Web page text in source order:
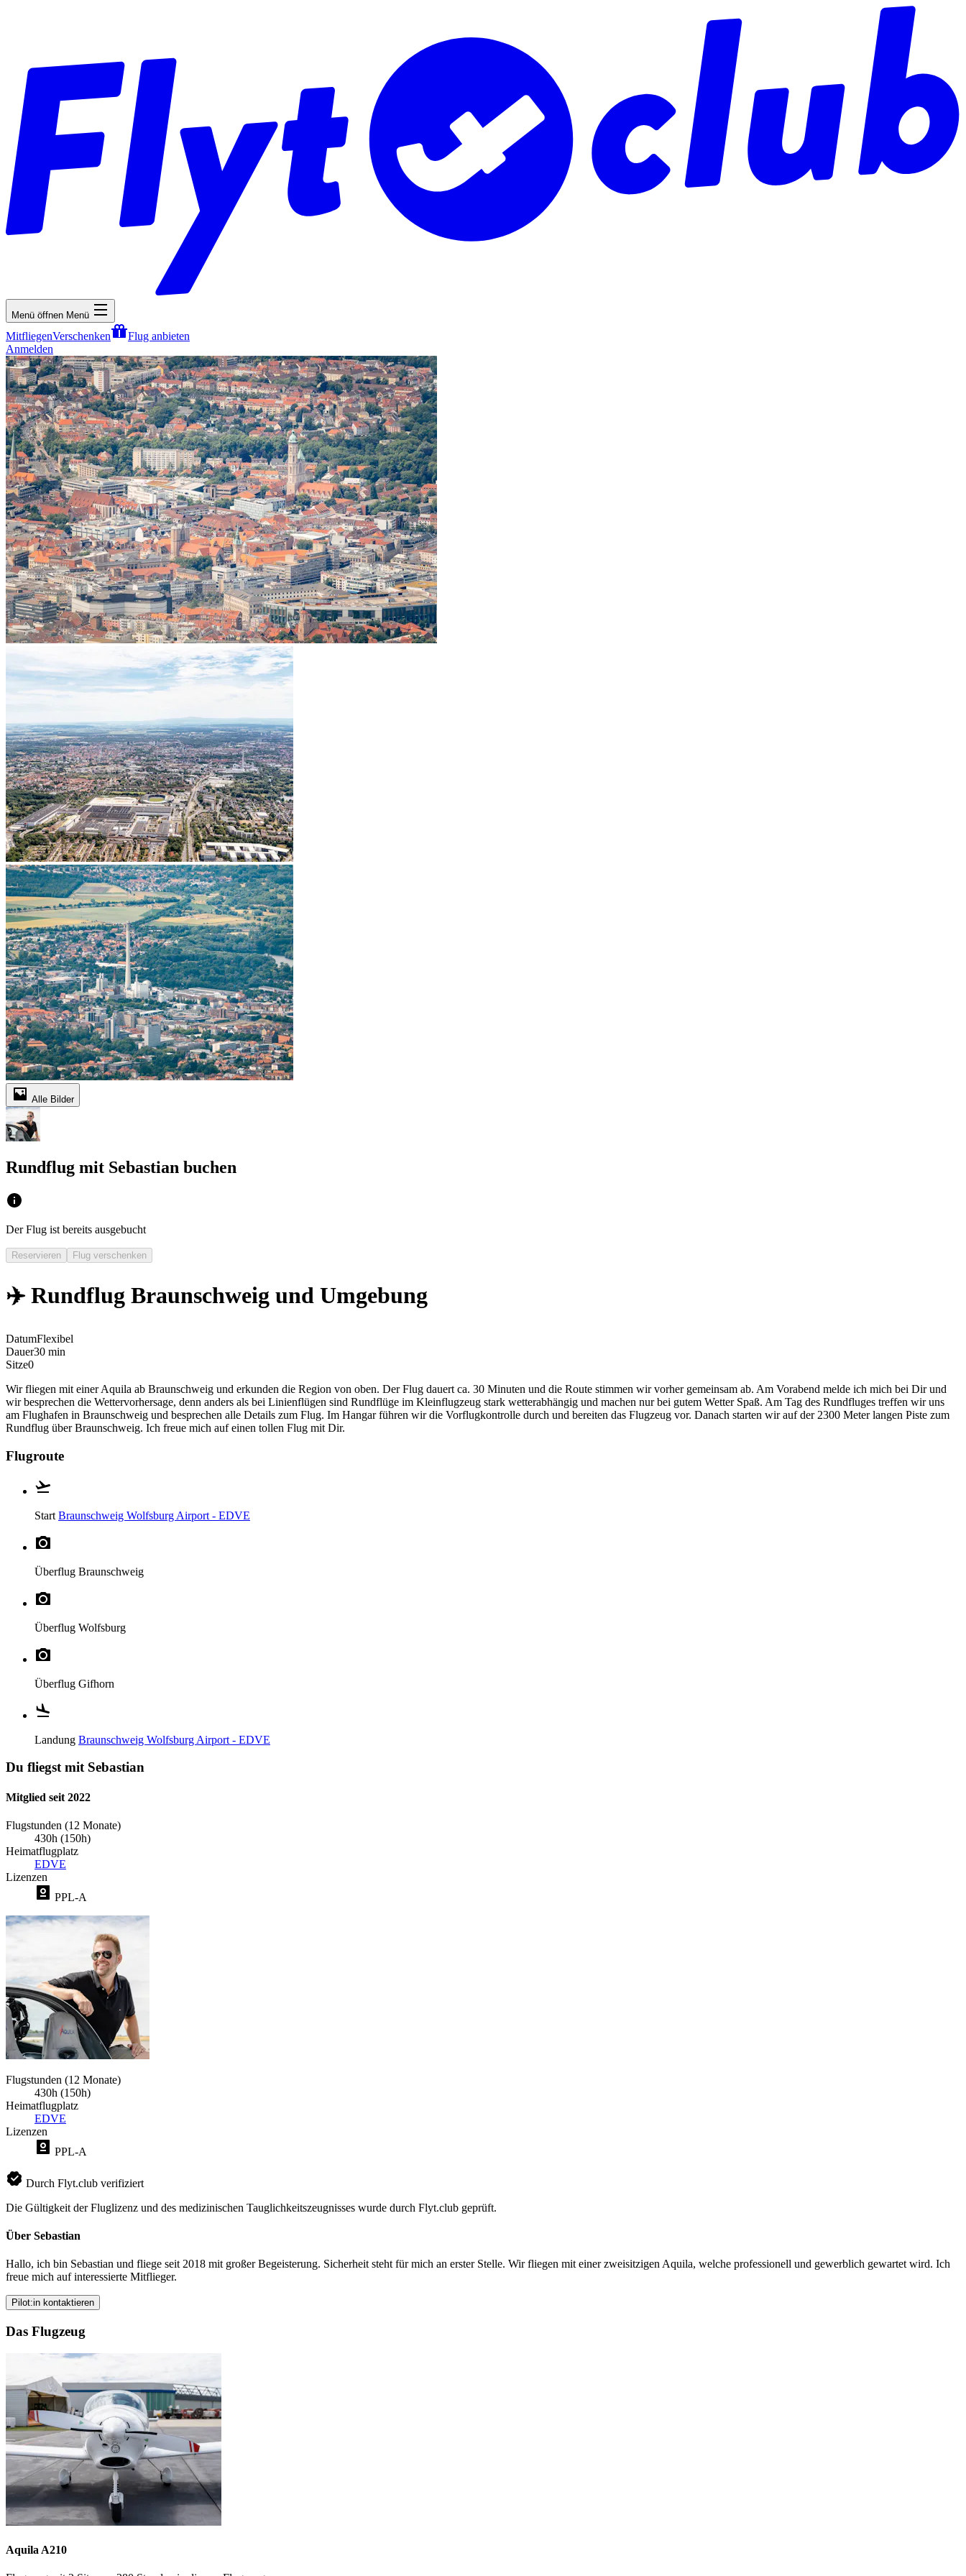
Menü öffnen Menü
MitfliegenVerschenken
Flug anbieten
Anmelden
Alle Bilder
Rundflug mit Sebastian buchen
Der Flug ist bereits ausgebucht
Reservieren Flug verschenken
✈️ Rundflug Braunschweig und Umgebung
DatumFlexibel
Dauer30 min
Sitze0
Wir fliegen mit einer Aquila ab Braunschweig und erkunden die Region von oben. Der Flug dauert ca. 30 Minuten und die Route stimmen wir vorher gemeinsam ab. Am Vorabend melde ich mich bei Dir und
wir besprechen die Wettervorhersage, denn anders als bei Linienflügen sind Rundflüge im Kleinflugzeug stark wetterabhängig und machen nur bei gutem Wetter Spaß. Am Tag des Rundfluges treffen wir uns
am Flughafen in Braunschweig und besprechen alle Details zum Flug. Im Hangar führen wir die Vorflugkontrolle durch und bereiten das Flugzeug vor. Danach starten wir auf der 2300 Meter langen Piste zum
Rundflug über Braunschweig. Ich freue mich auf einen tollen Flug mit Dir.
Flugroute
Start Braunschweig Wolfsburg Airport - EDVE
Überflug Braunschweig
Überflug Wolfsburg
Überflug Gifhorn
Landung Braunschweig Wolfsburg Airport - EDVE
Du fliegst mit Sebastian
Mitglied seit 2022
Flugstunden (12 Monate)
430h (150h)
Heimatflugplatz
EDVE
Lizenzen
PPL-A
Flugstunden (12 Monate)
430h (150h)
Heimatflugplatz
EDVE
Lizenzen
PPL-A
Durch Flyt.club verifiziert
Die Gültigkeit der Fluglizenz und des medizinischen Tauglichkeitszeugnisses wurde durch Flyt.club geprüft.
Über Sebastian
Hallo, ich bin Sebastian und fliege seit 2018 mit großer Begeisterung. Sicherheit steht für mich an erster Stelle. Wir fliegen mit einer zweisitzigen Aquila, welche professionell und gewerblich gewartet wird. Ich
freue mich auf interessierte Mitflieger.
Pilot:in kontaktieren
Das Flugzeug
Aquila A210